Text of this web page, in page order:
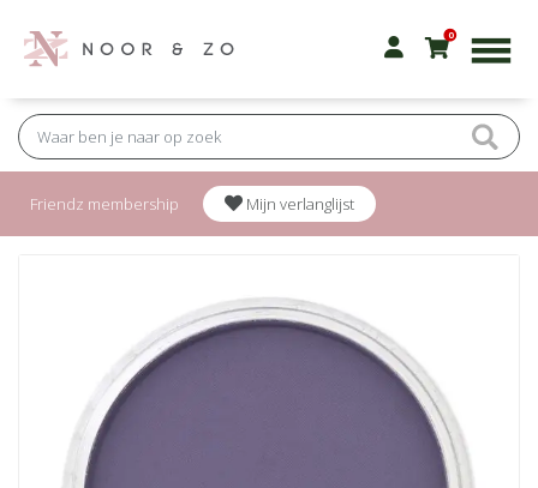
0
Friendz membership Mijn verlanglijst